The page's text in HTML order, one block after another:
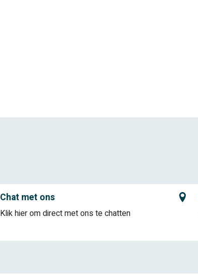
Chat met ons
Klik hier om direct met ons te chatten